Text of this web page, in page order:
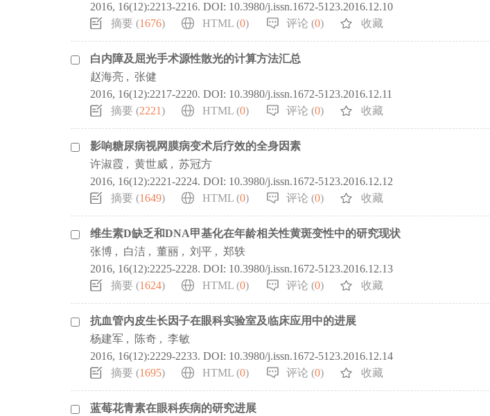
2016, 16(12):2213-2216. DOI: 10.3980/j.issn.1672-5123.2016.12.10
摘要 (1676) HTML (0) 评论 (0) 收藏
白内障及屈光手术源性散光的计算方法汇总
赵海亮 , 张健
2016, 16(12):2217-2220. DOI: 10.3980/j.issn.1672-5123.2016.12.11
摘要 (2221) HTML (0) 评论 (0) 收藏
影响糖尿病视网膜病变术后疗效的全身因素
许淑霞 , 黄世威 , 苏冠方
2016, 16(12):2221-2224. DOI: 10.3980/j.issn.1672-5123.2016.12.12
摘要 (1649) HTML (0) 评论 (0) 收藏
维生素D缺乏和DNA甲基化在年龄相关性黄斑变性中的研究现状
张博 , 白洁 , 董丽 , 刘平 , 郑轶
2016, 16(12):2225-2228. DOI: 10.3980/j.issn.1672-5123.2016.12.13
摘要 (1624) HTML (0) 评论 (0) 收藏
抗血管内皮生长因子在眼科实验室及临床应用中的进展
杨建军 , 陈奇 , 李敏
2016, 16(12):2229-2233. DOI: 10.3980/j.issn.1672-5123.2016.12.14
摘要 (1695) HTML (0) 评论 (0) 收藏
蓝莓花青素在眼科疾病的研究进展